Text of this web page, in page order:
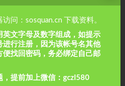
)
问：sosquan.cn 下载资料。
英文字母及数字组成，如提示
进行注册，因为该帐号名其他
便找回密码，务必绑定自己邮
，提前加上微信：gczl580